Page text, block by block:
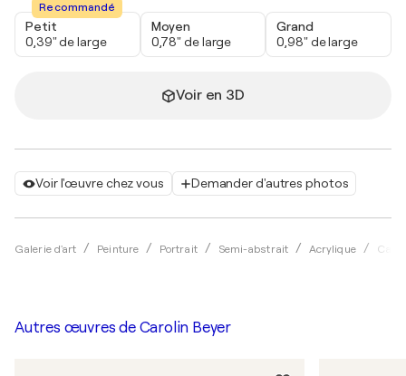
Voir l'œuvre chez vous Demander d'autres photos
Galerie d'art Peinture Portrait Semi-abstrait Acrylique
Recommandé
Petit
0,39" de large
Moyen
0,78" de large
Grand
0,98" de large
Voir en 3D
Autres œuvres de Carolin Beyer